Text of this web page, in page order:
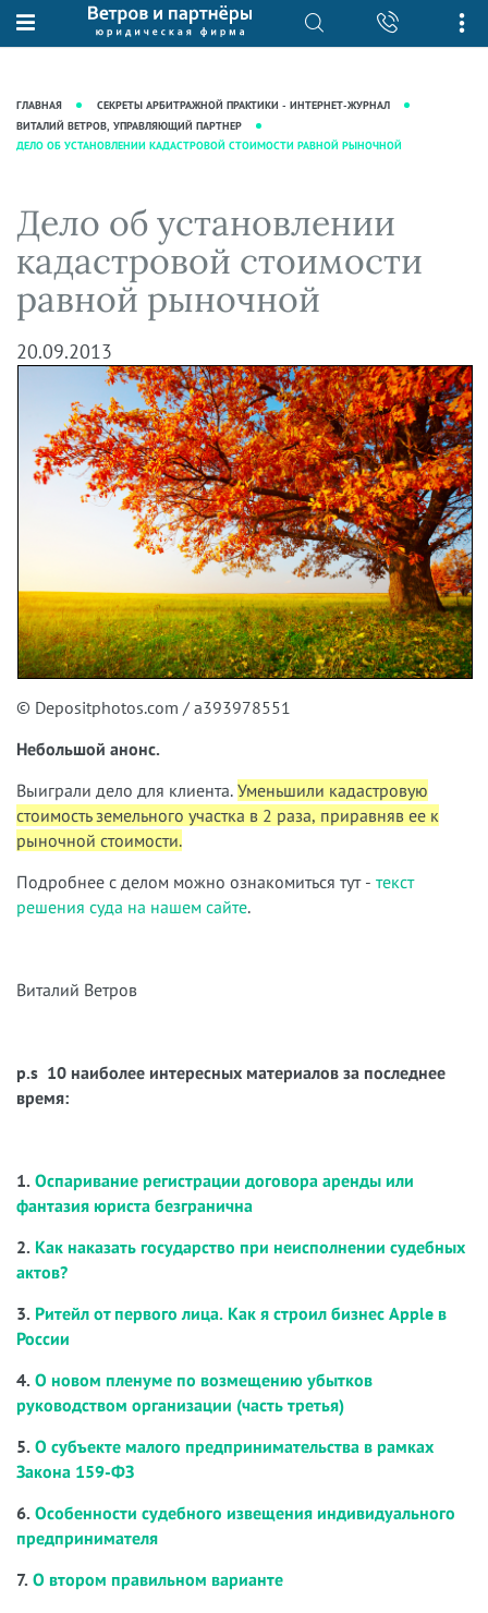
О нас
Рекомендации
фирмы
Кейсы
Вакансии
Юридические услуги
Интеллектуальная собственность
Сопровождение бизнеса
Ведение уголовных дел
Защита активов
База знаний
Журнал "Секреты арбитражной
практики"
Статьи
Аудиоподкасты
Видеоподкасты
Справочная
Вопросы-ответы
Вебинары и семинары
Прямые эфиры
ГЛАВНАЯ
СЕКРЕТЫ АРБИТРАЖНОЙ ПРАКТИКИ - ИНТЕРНЕТ-ЖУРНАЛ
ВИТАЛИЙ ВЕТРОВ, УПРАВЛЯЮЩИЙ ПАРТНЕР
ДЕЛО ОБ УСТАНОВЛЕНИИ КАДАСТРОВОЙ СТОИМОСТИ РАВНОЙ РЫНОЧНОЙ
Дело об установлении
кадастровой стоимости
равной рыночной
20.09.2013
© Depositphotos.com / a393978551
Небольшой анонс.
Выиграли дело для клиента. Уменьшили кадастровую
стоимость земельного участка в 2 раза, приравняв ее к
рыночной стоимости.
Подробнее с делом можно ознакомиться тут - текст
решения суда на нашем сайте.
Виталий Ветров
p.s 10 наиболее интересных материалов за последнее
время:
1. Оспаривание регистрации договора аренды или
фантазия юриста безгранична
2. Как наказать государство при неисполнении судебных
актов?
3. Ритейл от первого лица. Как я строил бизнес Apple в
России
4. О новом пленуме по возмещению убытков
руководством организации (часть третья)
5. О субъекте малого предпринимательства в рамках
Закона 159-ФЗ
6. Особенности судебного извещения индивидуального
предпринимателя
7. О втором правильном варианте